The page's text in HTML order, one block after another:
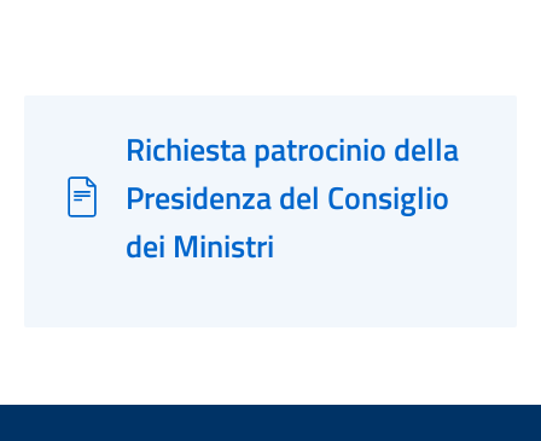
Richiesta patrocinio della
Presidenza del Consiglio
dei Ministri